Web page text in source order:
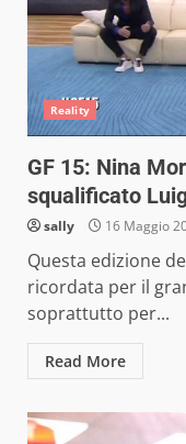
Reality
GF 15: Nina
squalificato
sally 16 Maggio
Questa edizione
ricordata per il
soprattutto per...
Read More